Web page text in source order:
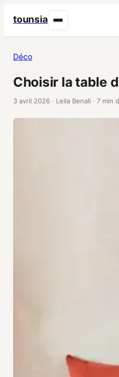
tounsia
Déco
Choisir la table
3 avril 2026 · Leila Benali · 7 min